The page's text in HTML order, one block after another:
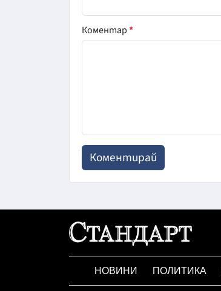
Коментар*
НОВИНИ ПОЛИТИКА